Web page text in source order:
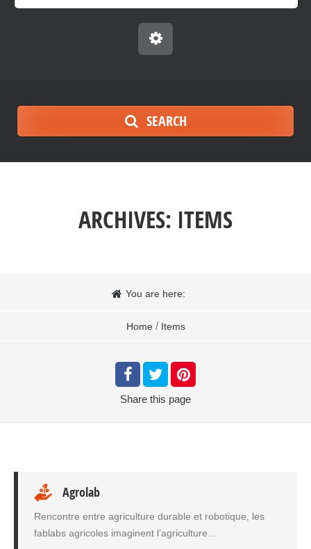
SEARCH
ARCHIVES: ITEMS
You are here:
Home / Items
Share this page
Agrolab
Rencontre entre agriculture durable et robotique, les
fablabs agricoles imaginent l’agriculture…